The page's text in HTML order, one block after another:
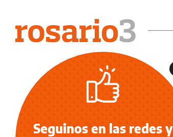
Seguinos en las redes y